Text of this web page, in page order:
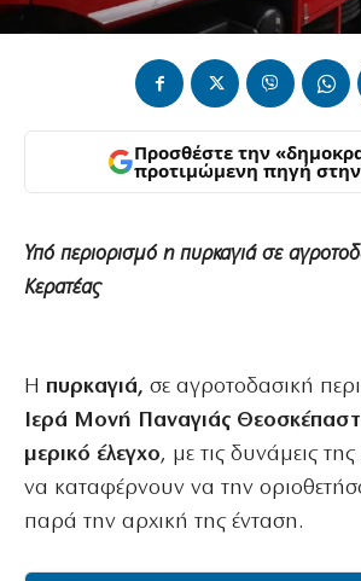
Προσθέστε την
προτιμώμενη πηγή
Υπό περιορισμό η πυρκαγιά σε
Κερατέας
Η πυρκαγιά, σε αγροτοδασική
Ιερά Μονή Παναγιάς
μερικό έλεγχο, με τις δυνάμεις
να καταφέρνουν να την
παρά την αρχική της ένταση.